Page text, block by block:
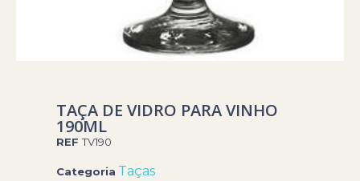
TAÇA DE VIDRO PARA VINHO
190ML
REFTV190
Categoria Taças